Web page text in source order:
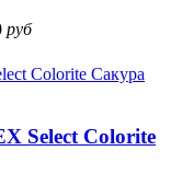
руб
Select Colorite